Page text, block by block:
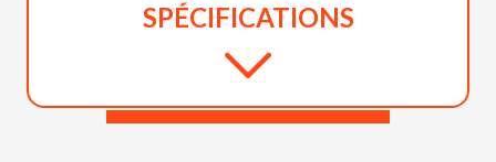
SPÉCIFICATIONS